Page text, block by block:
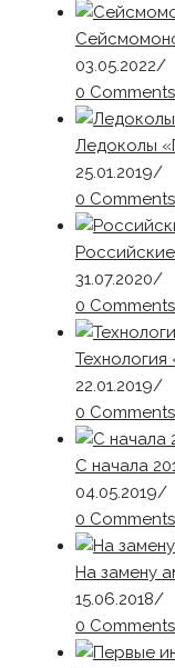
03.05.2022/
0 Comments
Ледоколы
25.01.2019/
0 Comments
31.07.2020/
0 Comments
22.01.2019/
0 Comments
С начала
04.05.2019/
0 Comments
На замену
15.06.2018/
0 Comments